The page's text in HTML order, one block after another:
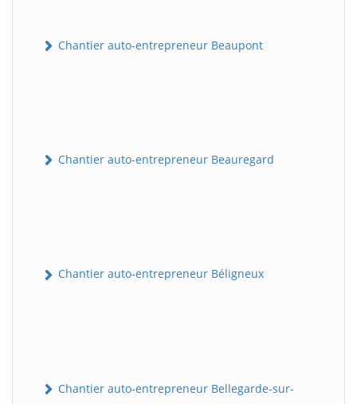
Chantier auto-entrepreneur Beaupont
Chantier auto-entrepreneur Beauregard
Chantier auto-entrepreneur Béligneux
Chantier auto-entrepreneur Bellegarde-sur-